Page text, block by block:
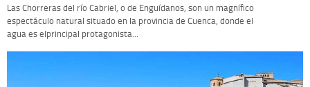
Las Chorreras del río Cabriel, o de Enguídanos, son un magnífico
espectáculo natural situado en la provincia de Cuenca, donde el
agua es elprincipal protagonista...